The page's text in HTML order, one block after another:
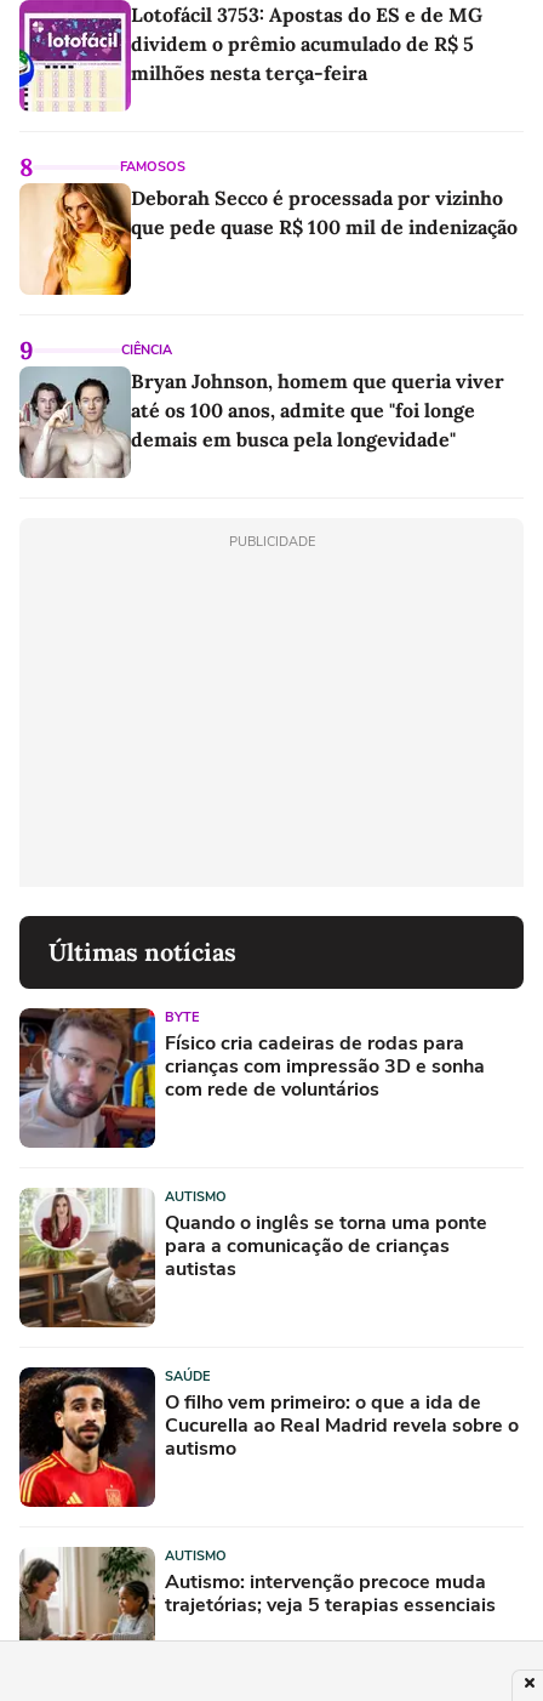
Lotofácil 3753: Apostas do ES e de MG
dividem o prêmio acumulado de R$ 5
milhões nesta terça-feira
8 FAMOSOS
Deborah Secco é processada por vizinho
que pede quase R$ 100 mil de indenização
9 CIÊNCIA
Bryan Johnson, homem que queria viver
até os 100 anos, admite que "foi longe
demais em busca pela longevidade"
PUBLICIDADE
Últimas notícias
BYTE
Físico cria cadeiras de rodas para
crianças com impressão 3D e sonha
com rede de voluntários
AUTISMO
Quando o inglês se torna uma ponte
para a comunicação de crianças
autistas
SAÚDE
O filho vem primeiro: o que a ida de
Cucurella ao Real Madrid revela sobre o
autismo
AUTISMO
Autismo: intervenção precoce muda
trajetórias; veja 5 terapias essenciais